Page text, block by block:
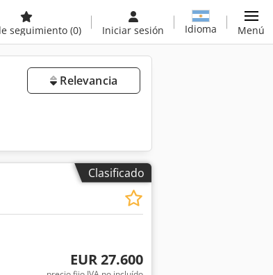
seguimiento (0) Iniciar sesión Idioma Menú
Relevancia
Clasificado
EUR 27.600